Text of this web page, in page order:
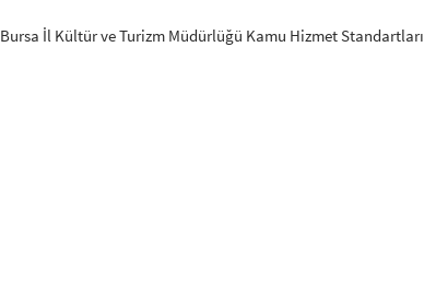
Bursa İl Kültür ve Turizm Müdürlüğü Kamu Hizmet